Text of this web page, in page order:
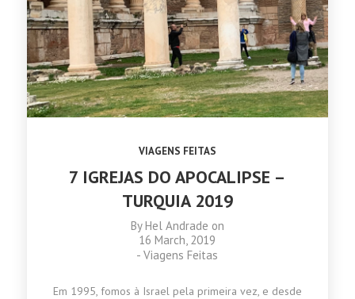
VIAGENS FEITAS
7 IGREJAS DO APOCALIPSE –
TURQUIA 2019
ByHel Andrade on
16 March, 2019
-Viagens Feitas
Em 1995, fomos à Israel pela primeira vez, e desde